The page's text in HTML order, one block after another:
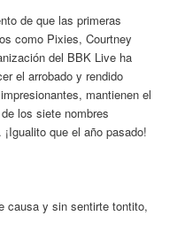
de que las primeras
como Pixies, Courtney
del BBK Live ha
el arrobado y rendido
mantienen el
los siete nombres
que el año pasado!
causa y sin sentirte tontito,